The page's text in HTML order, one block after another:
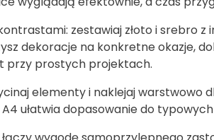
zestawiaj złoto i srebro z
dekoracje na konkretne okazje,
przy prostych projektach.
elementy i naklejaj warstwowo
ułatwia dopasowanie do